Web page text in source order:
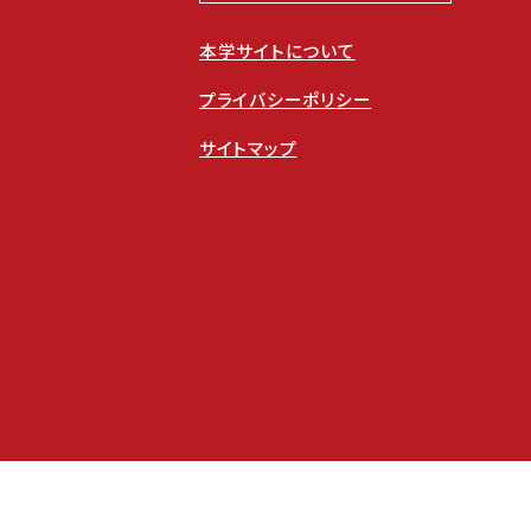
本学サイトについて
プライバシーポリシー
サイトマップ